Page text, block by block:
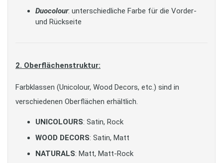
Duocolour: unterschiedliche Farbe für die Vorder-
und Rückseite
2. Oberflächenstruktur:
Farbklassen (Unicolour, Wood Decors, etc.) sind in
verschiedenen Oberflächen erhältlich.
UNICOLOURS: Satin, Rock
WOOD DECORS: Satin, Matt
NATURALS: Matt, Matt-Rock